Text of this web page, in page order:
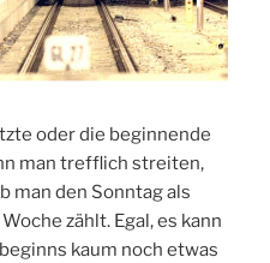
oder die beginnende
man trefflich streiten,
man den Sonntag als
zählt. Egal, es kann
kaum noch etwas